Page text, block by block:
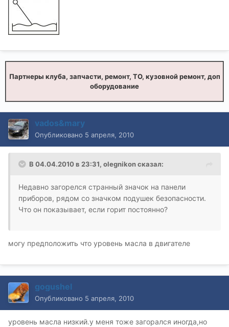
Партнеры клуба, запчасти, ремонт, ТО, кузовной ремонт, доп
оборудование
vados&mary
Опубликовано 5 апреля, 2010
В 04.04.2010 в 23:31, olegnikon сказал:
Недавно загорелся странный значок на панели
приборов, рядом со значком подушек безопасности.
Что он показывает, если горит постоянно?
могу предположить что уровень масла в двигателе
gogushel
Опубликовано 5 апреля, 2010
уровень масла низкий.у меня тоже загорался иногда,но